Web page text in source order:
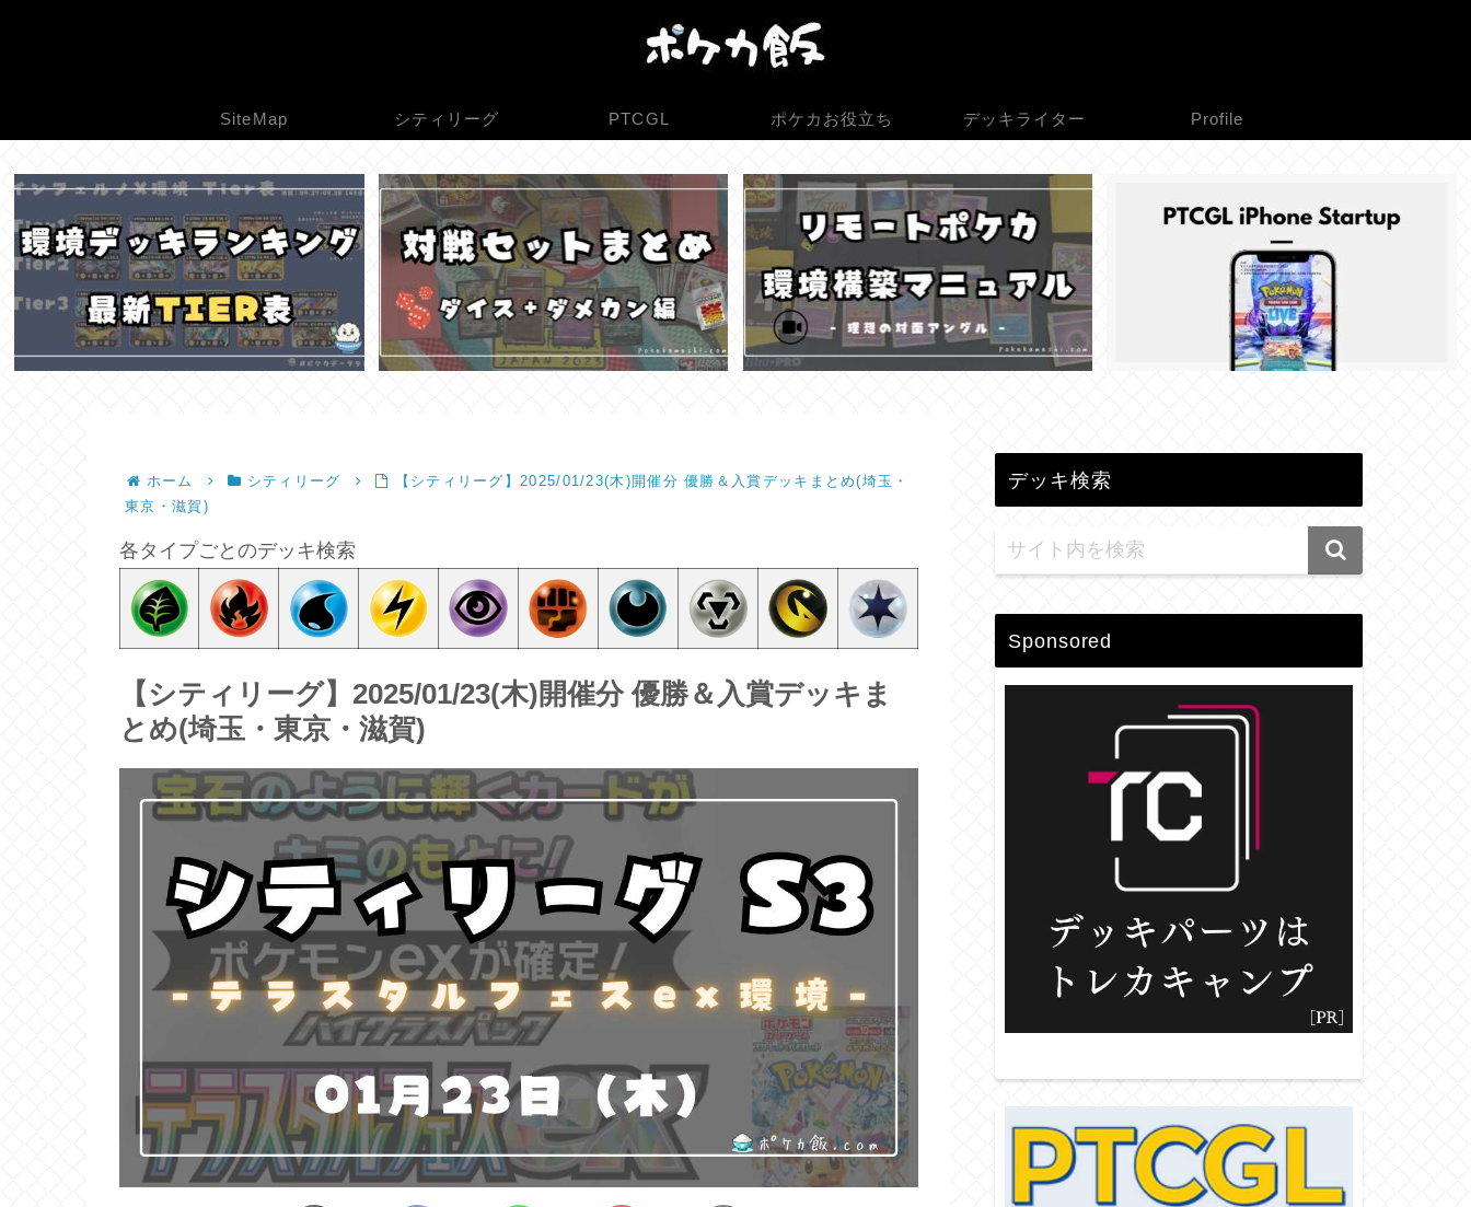
SiteMap シティリーグ PTCGL ポケカお役立ち デッキライター Profile
ホーム シティリーグ
【シティリーグ】2025/01/23(木)開催分 優勝＆入賞デッキまとめ(埼玉・
東京・滋賀)
各タイプごとのデッキ検索
【シティリーグ】2025/01/23(木)開催分 優勝＆入賞デッキま
とめ(埼玉・東京・滋賀)
デッキ検索
Sponsored